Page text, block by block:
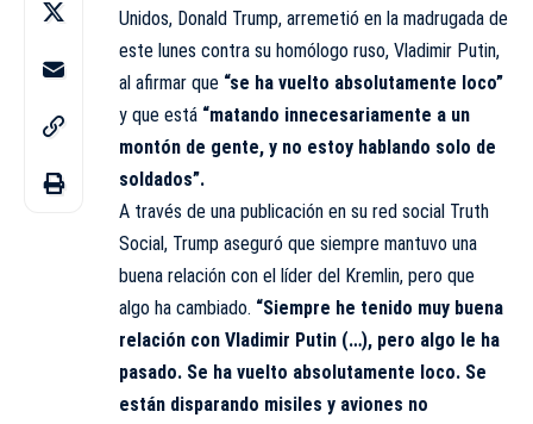
Unidos, Donald Trump, arremetió en la madrugada de
este lunes contra su homólogo ruso, Vladimir Putin,
al afirmar que “se ha vuelto absolutamente loco”
y que está “matando innecesariamente a un
montón de gente, y no estoy hablando solo de
soldados”.
A través de una publicación en su red social Truth
Social, Trump aseguró que siempre mantuvo una
buena relación con el líder del Kremlin, pero que
algo ha cambiado. “Siempre he tenido muy buena
relación con Vladimir Putin (…), pero algo le ha
pasado. Se ha vuelto absolutamente loco. Se
están disparando misiles y aviones no